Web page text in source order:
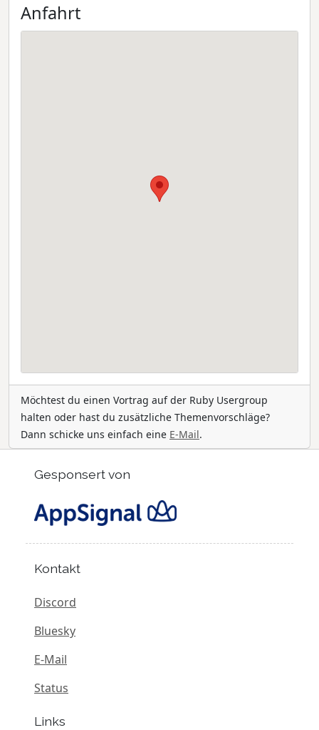
Anfahrt
Möchtest du einen Vortrag auf der Ruby Usergroup
halten oder hast du zusätzliche Themenvorschläge?
Dann schicke uns einfach eine E-Mail.
Gesponsert von
Kontakt
Discord
Bluesky
E-Mail
Status
Links